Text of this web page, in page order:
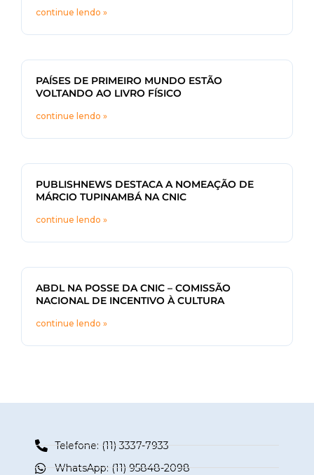
continue lendo »
PAÍSES DE PRIMEIRO MUNDO ESTÃO
VOLTANDO AO LIVRO FÍSICO
continue lendo »
PUBLISHNEWS DESTACA A NOMEAÇÃO DE
MÁRCIO TUPINAMBÁ NA CNIC
continue lendo »
ABDL NA POSSE DA CNIC – COMISSÃO
NACIONAL DE INCENTIVO À CULTURA
continue lendo »
Telefone: (11) 3337-7933
WhatsApp: (11) 95848-2098